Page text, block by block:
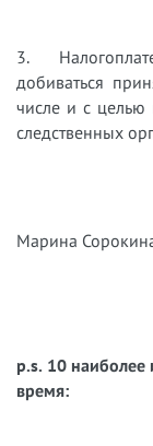
3.
добиваться
числе и с целью
следственных
Марина
p.s. 10 наиболее
время: